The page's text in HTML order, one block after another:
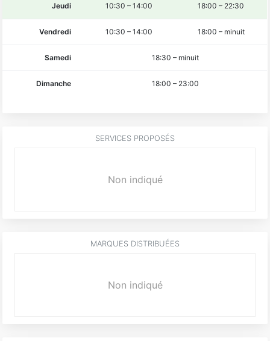
Jeudi 10:30 –14:00 18:00 – 22:30
Vendredi 10:30 –14:00 18:00 – minuit
Samedi 18:30 – minuit
Dimanche 18:00 – 23:00
SERVICES PROPOSÉS
Non indiqué
MARQUES DISTRIBUÉES
Non indiqué